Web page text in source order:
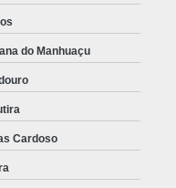
do Manhuaçu
Cardoso